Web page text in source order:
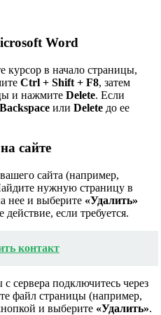
Word
курсор в начало страницы,
Ctrl + Shift + F8, затем
и нажмите Delete. Если
Backspace или Delete до ее
сайте
сайта (например,
нужную страницу в
нее и выберите «Удалить»
действие, если требуется.
контакт
сервера подключитесь через
файл страницы (например,
и выберите «Удалить».